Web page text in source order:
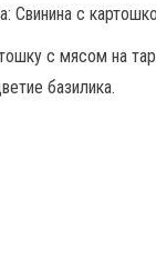
с мясом на
базилика.